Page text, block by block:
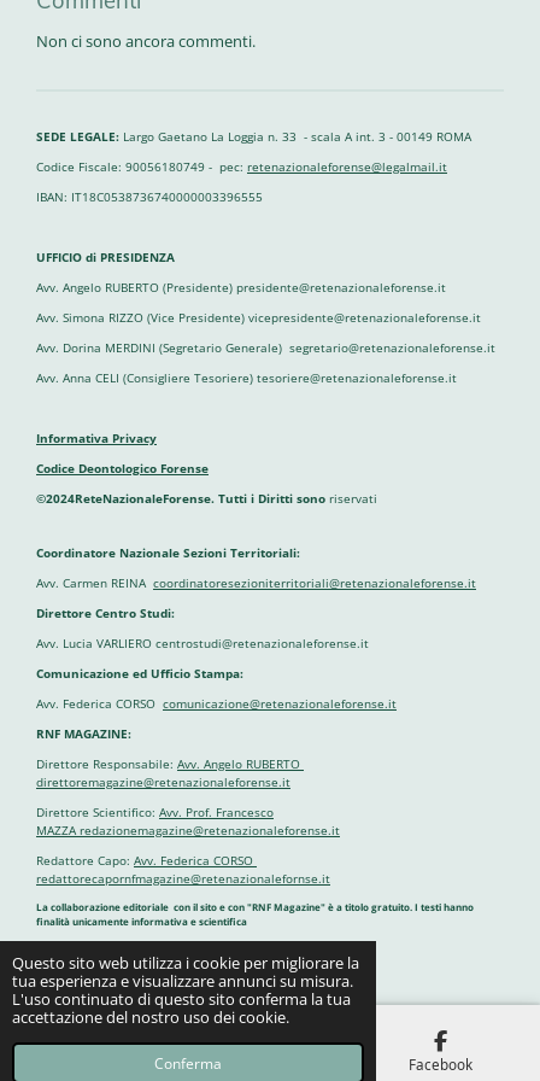
Questo sito web utilizza i cookie per migliorare la
tua esperienza e visualizzare annunci su misura.
L'uso continuato di questo sito conferma la tua
accettazione del nostro uso dei cookie.
Conferma
Non ci sono ancora commenti.
SEDE LEGALE: Largo Gaetano La Loggia n. 33 - scala A int. 3 - 00149 ROMA
Codice Fiscale: 90056180749 - pec: retenazionaleforense@legalmail.it
IBAN: IT18C0538736740000003396555
UFFICIO di PRESIDENZA
Avv. Angelo RUBERTO (Presidente) presidente@retenazionaleforense.it
Avv. Simona RIZZO (Vice Presidente) vicepresidente@retenazionaleforense.it
Avv. Dorina MERDINI (Segretario Generale) segretario@retenazionaleforense.it
Avv. Anna CELI (Consigliere Tesoriere) tesoriere@retenazionaleforense.it
Informativa Privacy
Codice Deontologico Forense
©2024ReteNazionaleForense. Tutti i Diritti sono riservati
Coordinatore Nazionale Sezioni Territoriali:
Avv. Carmen REINA coordinatoresezioniterritoriali@retenazionaleforense.it
Direttore Centro Studi:
Avv. Lucia VARLIERO centrostudi@retenazionaleforense.it
Comunicazione ed Ufficio Stampa:
Avv. Federica CORSO comunicazione@retenazionaleforense.it
RNF MAGAZINE:
Direttore Responsabile: Avv. Angelo RUBERTO
direttoremagazine@retenazionaleforense.it
Direttore Scientifico: Avv. Prof. Francesco
MAZZA redazionemagazine@retenazionaleforense.it
Redattore Capo: Avv. Federica CORSO
redattorecapornfmagazine@retenazionalefornse.it
La collaborazione editoriale con il sito e con "RNF Magazine" è a titolo gratuito. I testi hanno
finalità unicamente informativa e scientifica
Fornito daWebador
Facebook